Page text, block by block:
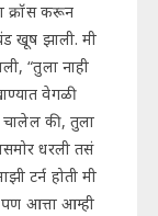
क्रॉस करून
खूष झाली. मी
“तुला नाही
वेगळी
की, तुला
धरली तसं
टर्न होती मी
आत्ता आम्ही